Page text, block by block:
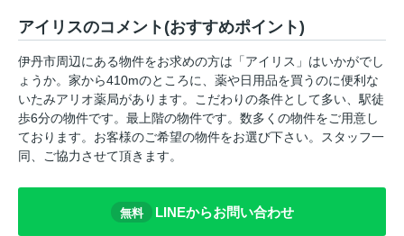
アイリスのコメント(おすすめポイント)
伊丹市周辺にある物件をお求めの方は「アイリス」はいかがでし
ょうか。家から410mのところに、薬や日用品を買うのに便利な
いたみアリオ薬局があります。こだわりの条件として多い、駅徒
歩6分の物件です。最上階の物件です。数多くの物件をご用意し
ております。お客様のご希望の物件をお選び下さい。スタッフ一
同、ご協力させて頂きます。
無料 LINEからお問い合わせ